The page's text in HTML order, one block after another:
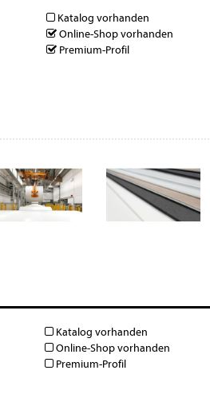
Katalog vorhanden
Online-Shop vorhanden
Premium-Profil
Katalog vorhanden
Online-Shop vorhanden
Premium-Profil